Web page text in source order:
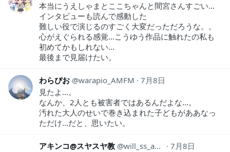
本当にうえしゃまとここちゃんと間宮さんすごい…
インタビューも読んで感動した
難しい役で演じるのすごく大変だっただろうな。。
心がえぐられる感覚…こうゆう作品に触れたの私も
初めてかもしれない…
最後まで見届けたい。
わらぴお warapio_AMFM
7月8日
見たよ...。
なんか、2人とも被害者ではあるんだよな...。
汚れた大人のせいで巻き込まれた子どもがああなっ
ただけ...だと、思いたい。
アキンコ@スヤスヤ教 will_ss_akinko
7月8日